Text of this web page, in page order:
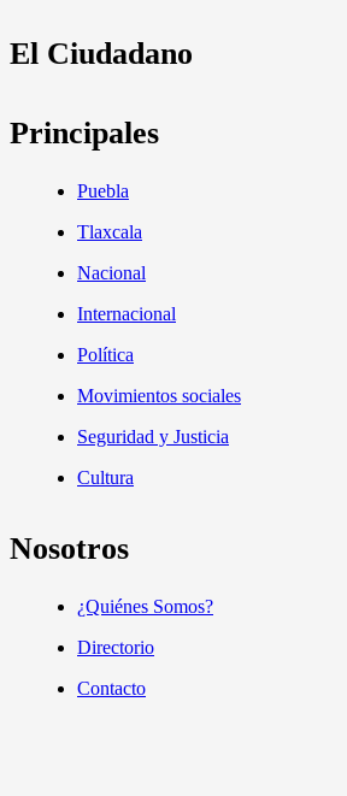
El Ciudadano
Principales
Puebla
Tlaxcala
Nacional
Internacional
Política
Movimientos sociales
Seguridad y Justicia
Cultura
Nosotros
¿Quiénes Somos?
Directorio
Contacto